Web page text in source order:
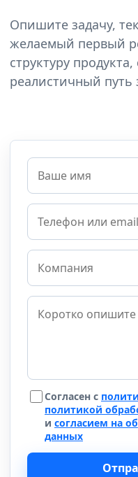
Опишите задачу,
желаемый первый
структуру
реалистичный путь
Согласен с
политикой
и согласием на
данных